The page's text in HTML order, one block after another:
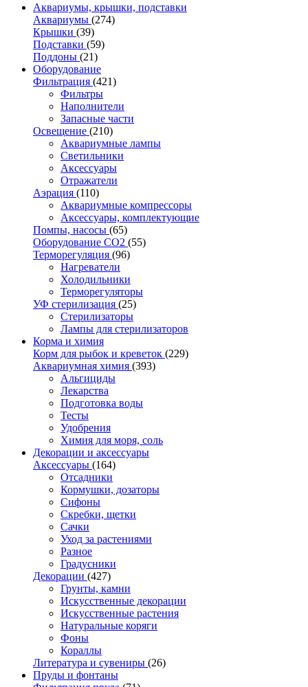
Аквариумы, крышки, подставки
Аквариумы (274)
Крышки (39)
Подставки (59)
Поддоны (21)
Оборудование
Фильтрация (421)
Фильтры
Наполнители
Запасные части
Освещение (210)
Аквариумные лампы
Светильники
Аксессуары
Отражатели
Аэрация (110)
Аквариумные компрессоры
Аксессуары, комплектующие
Помпы, насосы (65)
Оборудование CO2 (55)
Терморегуляция (96)
Нагреватели
Холодильники
Терморегуляторы
УФ стерилизация (25)
Стерилизаторы
Лампы для стерилизаторов
Корма и химия
Корм для рыбок и креветок (229)
Аквариумная химия (393)
Альгициды
Лекарства
Подготовка воды
Тесты
Удобрения
Химия для моря, соль
Декорации и аксессуары
Аксессуары (164)
Отсадники
Кормушки, дозаторы
Сифоны
Скребки, щетки
Сачки
Уход за растениями
Разное
Градусники
Декорации (427)
Грунты, камни
Искусственные декорации
Искусственные растения
Натуральные коряги
Фоны
Кораллы
Литература и сувениры (26)
Пруды и фонтаны